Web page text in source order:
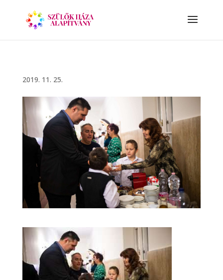
2019. 11. 25.